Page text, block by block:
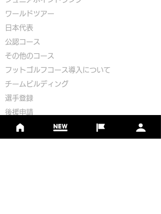
​ワールドツアー
​​日本代表
公認コース
​その他のコース
​ フットゴルフコース導入について
​チームビルディング
選手登録​
​後援申請
​イベント依頼
プライバシーポリシー